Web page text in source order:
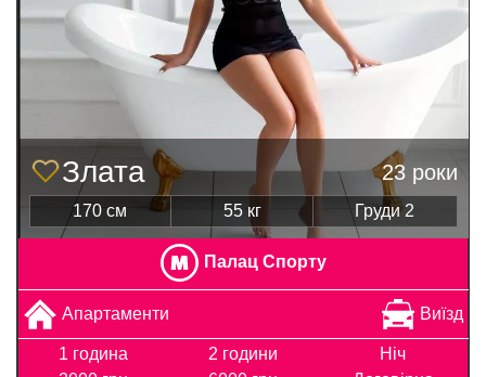
Злата 23 роки
170 см 55 кг Груди 2
Палац Спорту
Апартаменти Виїзд
1 година
2 години
Ніч